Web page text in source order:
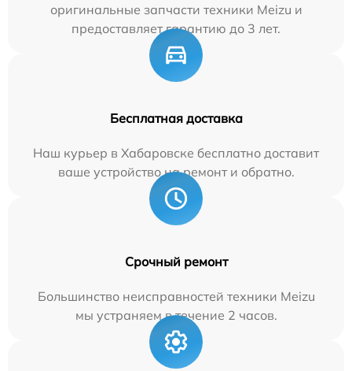
оригинальные запчасти техники Meizu и
предоставляет гарантию до 3 лет.
Бесплатная доставка
Наш курьер в Хабаровске бесплатно доставит
ваше устройство на ремонт и обратно.
Срочный ремонт
Большинство неисправностей техники Meizu
мы устраняем в течение 2 часов.